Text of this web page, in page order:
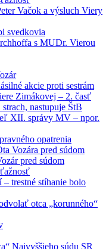
Vačok a výsluch Viery
svedkovia
s MUDr. Vierou
akcie proti sestrám
Zimákovej – 2. časť
nastupuje ŠtB
XII. správy MV – npor.
opatrenia
Vozára pred súdom
pred súdom
trestné stíhanie bolo
otca „korunného“
Najvyššieho súdu SR